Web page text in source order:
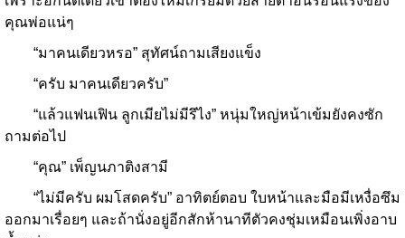
คุณพ่อแน่ๆ
“มาคนเดียวหรอ” สุทัศน์ถามเสียงแข็ง
“ครับ มาคนเดียวครับ”
“แล้วแฟนเฟิน ลูกเมียไม่มีรึไง” หนุ่มใหญ่หน้าเข้มยังคงซัก
ถามต่อไป
“คุณ” เพ็ญนภาติงสามี
“ไม่มีครับ ผมโสดครับ” อาทิตย์ตอบ ใบหน้าและมือมีเหงื่อซึม
ออกมาเรื่อยๆ และถ้านั่งอยู่อีกสักห้านาทีตัวคงชุ่มเหมือนเพิ่งอาบ